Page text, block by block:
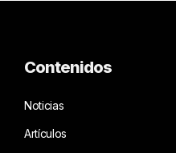
Contenidos
Noticias
Artículos